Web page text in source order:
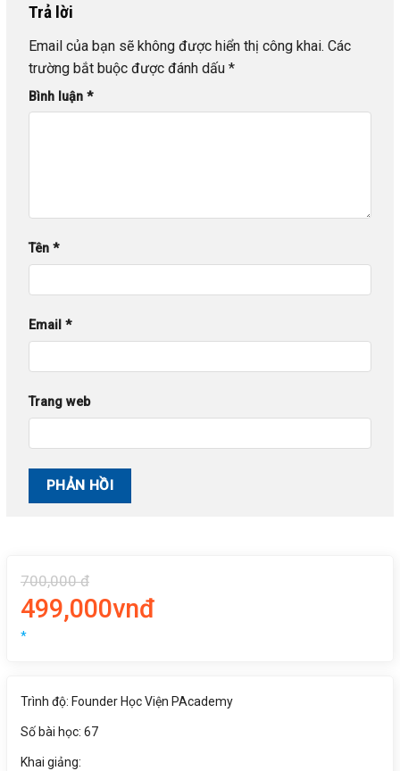
Trả lời
Email của bạn sẽ không được hiển thị công khai. Các
trường bắt buộc được đánh dấu *
Bình luận *
Tên *
Email *
Trang web
700,000 đ
499,000vnđ
*
Trình độ: Founder Học Viện PAcademy
Số bài học: 67
Khai giảng: